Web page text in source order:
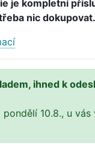
je kompletní
nic dokupovat.
ihned k
pondělí 10.8., u